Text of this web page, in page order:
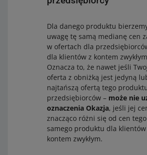
Dla danego produktu
uwagę tę samą medianę cen
w ofertach dla
dla klientów z kontem
Oznacza to, że nawet jeśli
oferta z obniżką jest jedyną
najtańszą ofertą tego
przedsiębiorców – może nie
oznaczenia Okazja, jeśli jej
znacząco różni się od cen tego
samego produktu dla klientów
kontem zwykłym.